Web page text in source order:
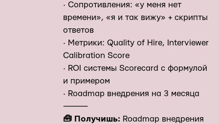
· Сопротивления: «у меня нет
времени», «я и так вижу» + скрипты
ответов
· Метрики: Quality of Hire, Interviewer
Calibration Score
· ROI системы Scorecard с формулой
и примером
· Roadmap внедрения на 3 месяца
⸻
🧰 Получишь: Roadmap внедрения